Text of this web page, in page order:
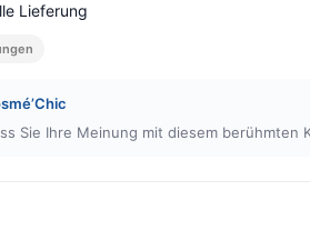
Lieferung
Sie Ihre Meinung mit diesem berühmten